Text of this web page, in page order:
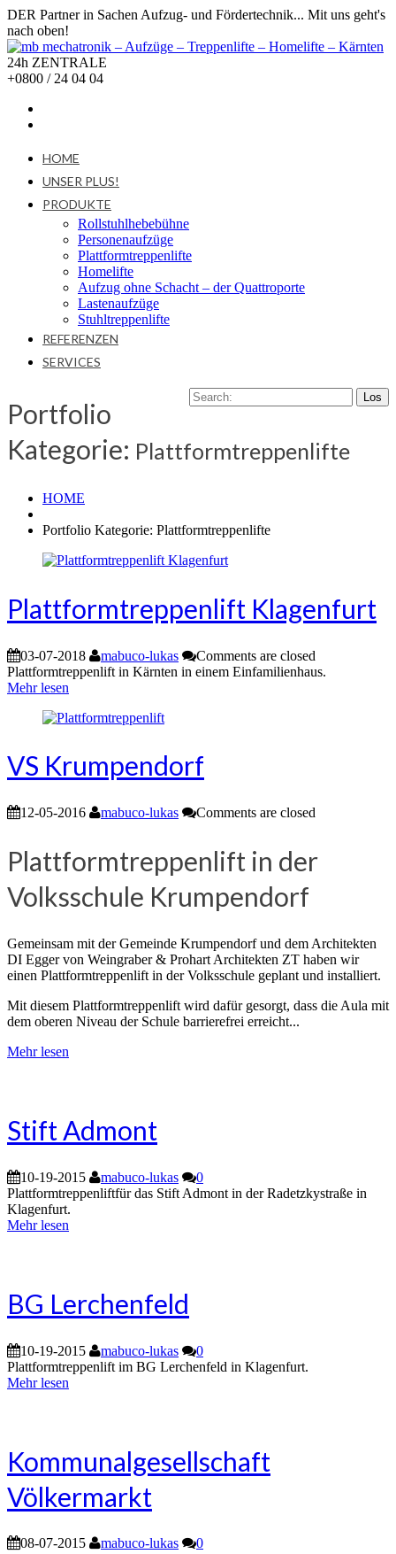
DER Partner in Sachen Aufzug- und Fördertechnik... Mit uns geht's
nach oben!
24h ZENTRALE
+0800 / 24 04 04
HOME
UNSER PLUS!
PRODUKTE
Rollstuhlhebebühne
Personenaufzüge
Plattformtreppenlifte
Homelifte
Aufzug ohne Schacht – der Quattroporte
Lastenaufzüge
Stuhltreppenlifte
REFERENZEN
SERVICES
Portfolio
Kategorie: Plattformtreppenlifte
HOME
Portfolio Kategorie: Plattformtreppenlifte
Plattformtreppenlift Klagenfurt
03-07-2018 mabuco-lukas
Comments are closed
Plattformtreppenlift in Kärnten in einem Einfamilienhaus.
Mehr lesen
VS Krumpendorf
12-05-2016 mabuco-lukas Comments are closed
Plattformtreppenlift in der
Volksschule Krumpendorf
Gemeinsam mit der Gemeinde Krumpendorf und dem Architekten
DI Egger von Weingraber & Prohart Architekten ZT haben wir
einen Plattformtreppenlift in der Volksschule geplant und installiert.
Mit diesem Plattformtreppenlift wird dafür gesorgt, dass die Aula mit
dem oberen Niveau der Schule barrierefrei erreicht...
Mehr lesen
Stift Admont
10-19-2015 mabuco-lukas
0
Plattformtreppenliftfür das Stift Admont in der Radetzkystraße in
Klagenfurt.
Mehr lesen
BG Lerchenfeld
10-19-2015 mabuco-lukas
0
Plattformtreppenlift im BG Lerchenfeld in Klagenfurt.
Mehr lesen
Kommunalgesellschaft
Völkermarkt
08-07-2015 mabuco-lukas
0